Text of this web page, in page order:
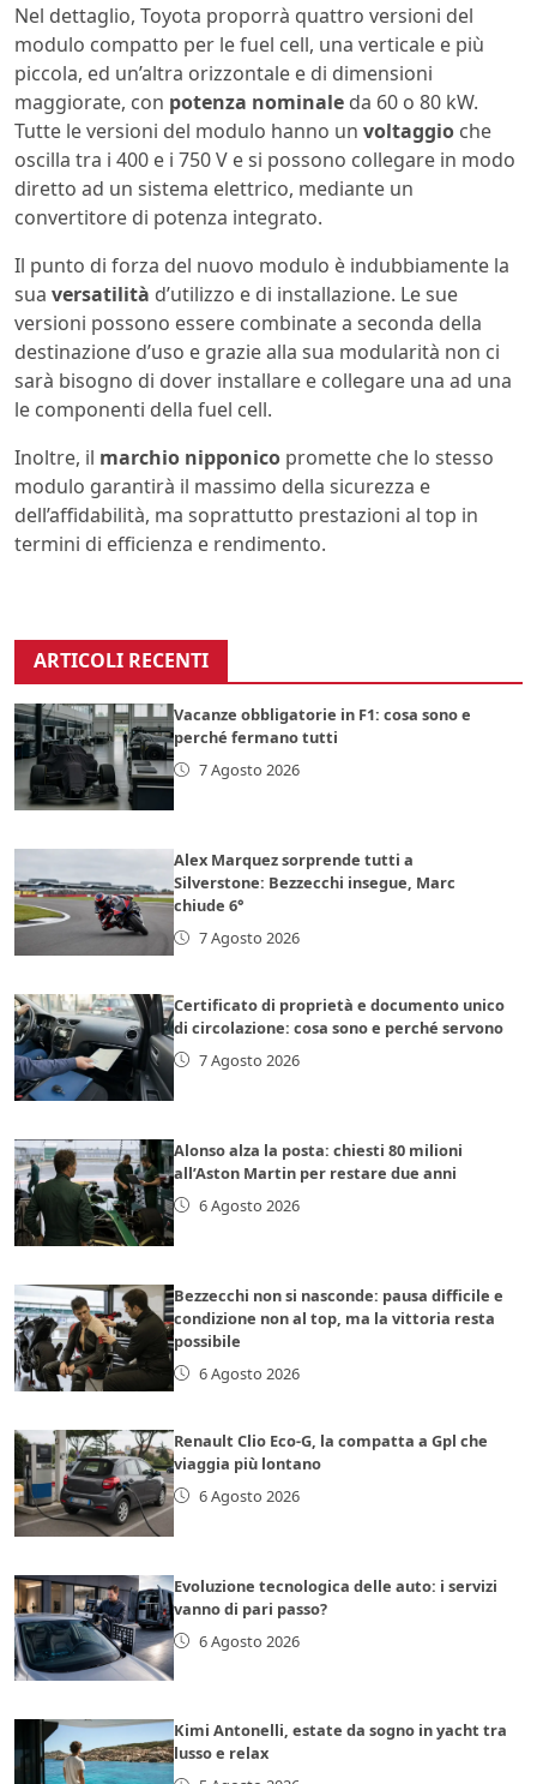
Nel dettaglio, Toyota proporrà quattro versioni del
modulo compatto per le fuel cell, una verticale e più
piccola, ed un’altra orizzontale e di dimensioni
maggiorate, con potenza nominale da 60 o 80 kW.
Tutte le versioni del modulo hanno un voltaggio che
oscilla tra i 400 e i 750 V e si possono collegare in modo
diretto ad un sistema elettrico, mediante un
convertitore di potenza integrato.
Il punto di forza del nuovo modulo è indubbiamente la
sua versatilità d’utilizzo e di installazione. Le sue
versioni possono essere combinate a seconda della
destinazione d’uso e grazie alla sua modularità non ci
sarà bisogno di dover installare e collegare una ad una
le componenti della fuel cell.
Inoltre, il marchio nipponico promette che lo stesso
modulo garantirà il massimo della sicurezza e
dell’affidabilità, ma soprattutto prestazioni al top in
termini di efficienza e rendimento.
ARTICOLI RECENTI
Vacanze obbligatorie in F1: cosa sono e
perché fermano tutti
7 Agosto 2026
Alex Marquez sorprende tutti a
Silverstone: Bezzecchi insegue, Marc
chiude 6°
7 Agosto 2026
Certificato di proprietà e documento unico
di circolazione: cosa sono e perché servono
7 Agosto 2026
Alonso alza la posta: chiesti 80 milioni
all’Aston Martin per restare due anni
6 Agosto 2026
Bezzecchi non si nasconde: pausa difficile e
condizione non al top, ma la vittoria resta
possibile
6 Agosto 2026
Renault Clio Eco-G, la compatta a Gpl che
viaggia più lontano
6 Agosto 2026
Evoluzione tecnologica delle auto: i servizi
vanno di pari passo?
6 Agosto 2026
Kimi Antonelli, estate da sogno in yacht tra
lusso e relax